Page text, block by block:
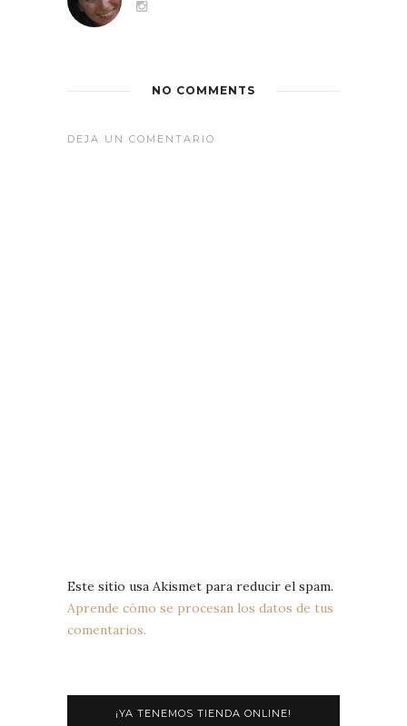
NO COMMENTS
DEJA UN COMENTARIO
Este sitio usa Akismet para reducir el spam.
Aprende cómo se procesan los datos de tus
comentarios.
¡YA TENEMOS TIENDA ONLINE!